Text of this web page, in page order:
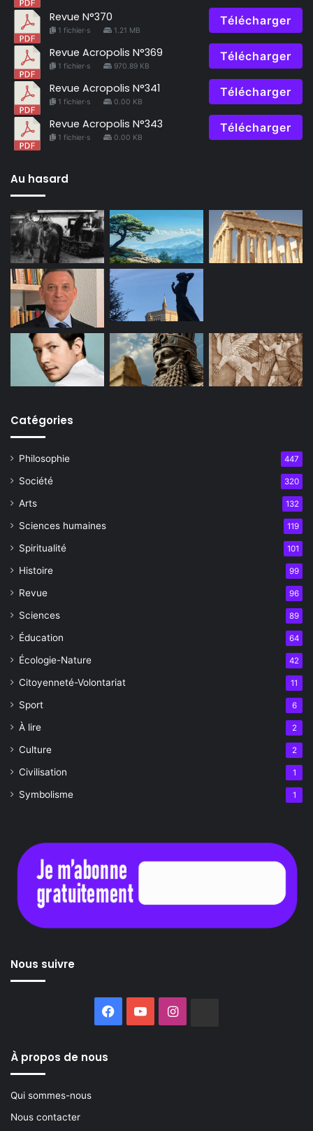
Revue N°370
1 fichier·s 1.21 MB
Télécharger
Revue Acropolis N°369
1 fichier·s 970.89 KB
Télécharger
Revue Acropolis N°341
1 fichier·s 0.00 KB
Télécharger
Revue Acropolis N°343
1 fichier·s 0.00 KB
Télécharger
Au hasard
Catégories
Philosophie 447
Société 320
Arts 132
Sciences humaines 119
Spiritualité 101
Histoire 99
Revue 96
Sciences 89
Éducation 64
Écologie-Nature 42
Citoyenneté-Volontariat 11
Sport 6
À lire 2
Culture 2
Civilisation 1
Symbolisme 1
Nous suivre
Facebook
YouTubeInstagram
À propos de nous
Qui sommes-nous
Nous contacter